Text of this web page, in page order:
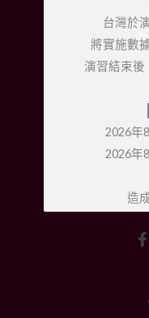
台灣於
將實施數
演習結束後
2026年
2026年
造